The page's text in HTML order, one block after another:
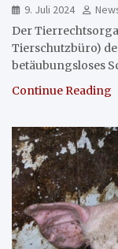
9. Juli 2024
Der
Tierschutzbüro)
betäubungsloses
Continue Reading